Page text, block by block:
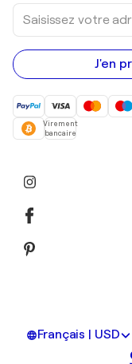
Saisissez
votre
adresse
e-
mail
J'en
Virement
bancaire
Français | USD